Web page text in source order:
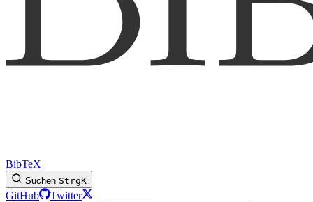
BibTeX
Suchen StrgK
GitHub
Twitter